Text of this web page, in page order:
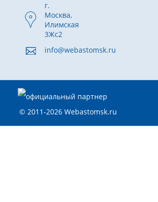
г.
Москва,
Илимская
3Жс2
info@webastomsk.ru
© 2011-2026 Webastomsk.ru